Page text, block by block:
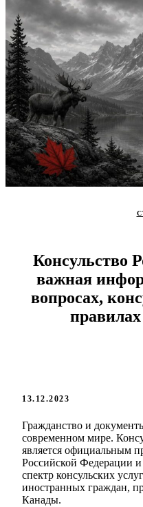
Консульство
важная
вопросах,
13.12.2023
Гражданство и
современном мире.
является официальным
Российской Федерации
спектр консульских
иностранных граждан,
Канады.